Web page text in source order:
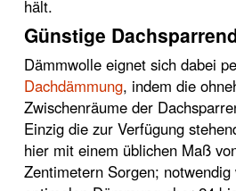
hält.
Günstige
Dämmwolle eignet sich dabei
Dachdämmung, indem die
Zwischenräume der
Einzig die zur Verfügung
hier mit einem üblichen Maß
Zentimetern Sorgen;